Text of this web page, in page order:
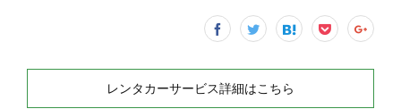
レンタカーサービス詳細はこちら